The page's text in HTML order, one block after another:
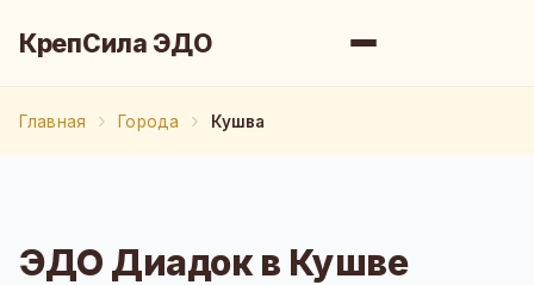
КрепСила ЭДО
Главная Города Кушва
ЭДО Диадок в Кушве